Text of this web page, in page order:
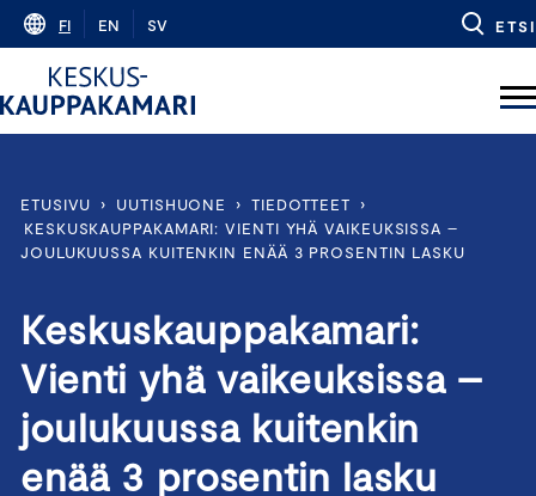
Skip
content
FI EN SV ETSI
ETUSIVU › UUTISHUONE › TIEDOTTEET
›
KESKUSKAUPPAKAMARI: VIENTI YHÄ VAIKEUKSISSA –
JOULUKUUSSA KUITENKIN ENÄÄ 3 PROSENTIN LASKU
Keskuskauppakamari:
Vienti yhä vaikeuksissa –
joulukuussa kuitenkin
enää 3 prosentin lasku